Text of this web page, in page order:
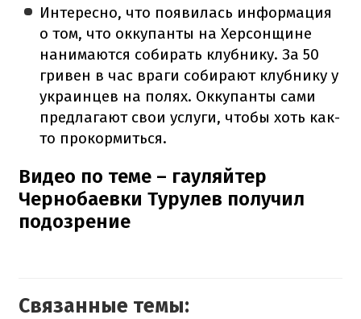
Интересно, что появилась информация
о том, что оккупанты на Херсонщине
нанимаются собирать клубнику. За 50
гривен в час враги собирают клубнику у
украинцев на полях. Оккупанты сами
предлагают свои услуги, чтобы хоть как-
то прокормиться.
Видео по теме – гауляйтер
Чернобаевки Турулев получил
подозрение
Связанные темы: